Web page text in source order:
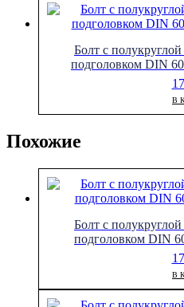
Болт с
подголовком DIN
В
Похожие
Болт с
подголовком DIN
В